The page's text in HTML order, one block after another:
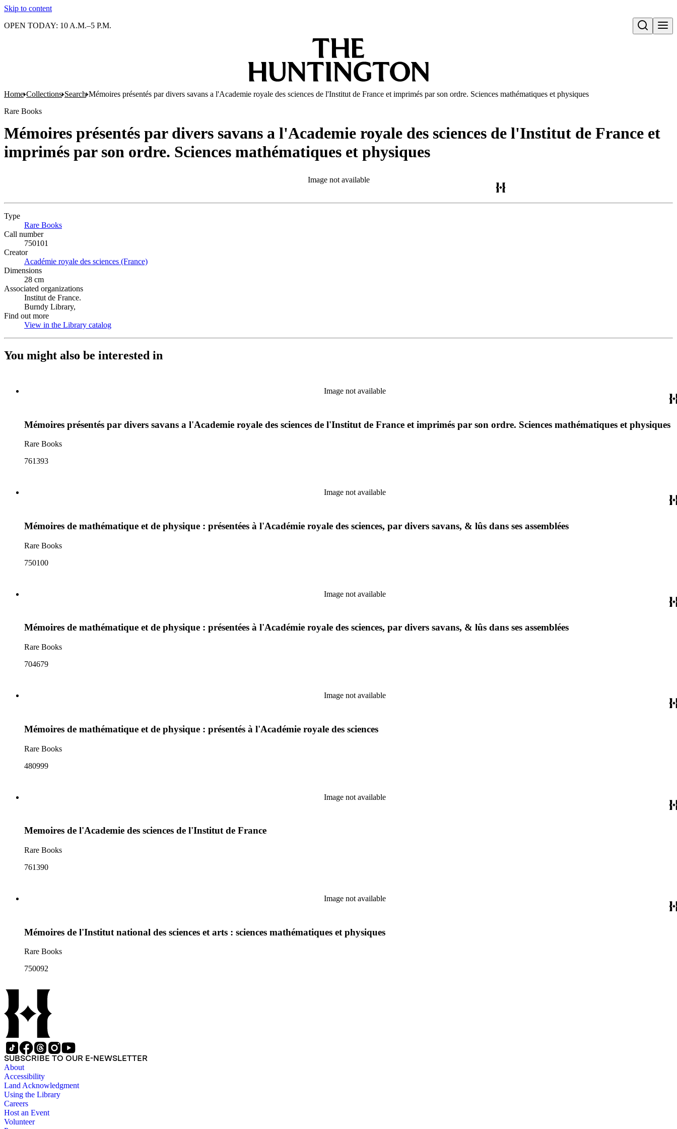
Skip to content
Open search
OPEN TODAY: 10 A.M.–5 P.M.
Home Collections Search Mémoires présentés par divers savans a l'Academie royale des sciences de l'Institut de France et imprimés par son ordre. Sciences mathématiques et physiques
Rare Books
Mémoires présentés par divers savans a l'Academie royale des sciences de l'Institut de France et
imprimés par son ordre. Sciences mathématiques et physiques
Image not available
Type
Rare Books
Call number
750101
Creator
Académie royale des sciences (France)
Dimensions
28 cm
Associated organizations
Institut de France.
Burndy Library,
Find out more
View in the Library catalog
You might also be interested in
Image not available
Mémoires présentés par divers savans a l'Academie royale des sciences de l'Institut de France et imprimés par son ordre. Sciences mathématiques et physiques
Rare Books
761393
Image not available
Mémoires de mathématique et de physique : présentées à l'Académie royale des sciences, par divers savans, & lûs dans ses assemblées
Rare Books
750100
Image not available
Mémoires de mathématique et de physique : présentées à l'Académie royale des sciences, par divers savans, & lûs dans ses assemblées
Rare Books
704679
Image not available
Mémoires de mathématique et de physique : présentés à l'Académie royale des sciences
Rare Books
480999
Image not available
Memoires de l'Academie des sciences de l'Institut de France
Rare Books
761390
Image not available
Mémoires de l'Institut national des sciences et arts : sciences mathématiques et physiques
Rare Books
750092
SUBSCRIBE TO OUR E-NEWSLETTER
About
Accessibility
Land Acknowledgment
Using the Library
Careers
Host an Event
Volunteer